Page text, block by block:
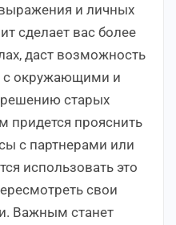
и личных
сделает вас более
даст возможность
с окружающими и
старых
придется прояснить
с партнерами или
использовать это
свои
Важным станет